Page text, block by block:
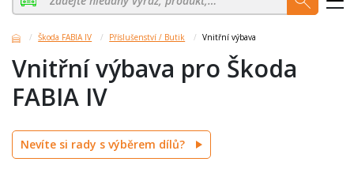
Škoda FABIA IV Příslušenství / Butik Vnitřní výbava
Vnitřní výbava pro Škoda
FABIA IV
Nevíte si rady s výběrem dílů?